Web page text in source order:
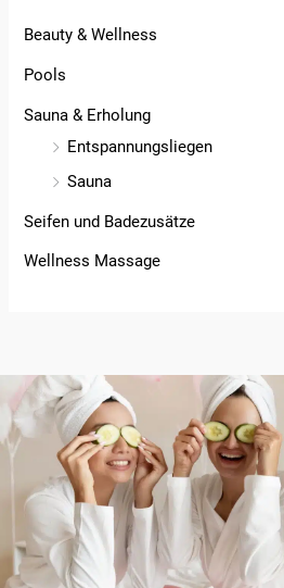
Beauty & Wellness
Pools
Sauna & Erholung
Entspannungsliegen
Sauna
Seifen und Badezusätze
Wellness Massage